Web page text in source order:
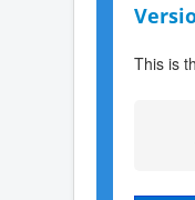
This is